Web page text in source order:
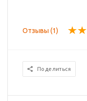
Отзывы (1)
Поделиться